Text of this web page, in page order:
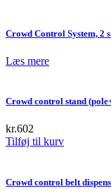
Crowd Control System, 2
Læs mere
Crowd control stand
kr.602
Tilføj til kurv
Crowd control belt